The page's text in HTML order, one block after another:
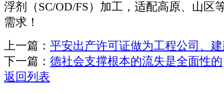
浮剂（SC/OD/FS）加工，适配高原、山区
需求！
上一篇： 平安出产许可证做为工程公司、
下一篇： 德社会支撑根本的流失是全面性的
返回列表